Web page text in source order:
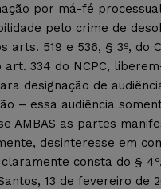
por má-fé
pelo crime de
arts. 519 e 536, § 3º, do
334 do NCPC,
designação de
– essa audiência
AMBAS as partes
desinteresse em
consta do §
13 de fevereiro de